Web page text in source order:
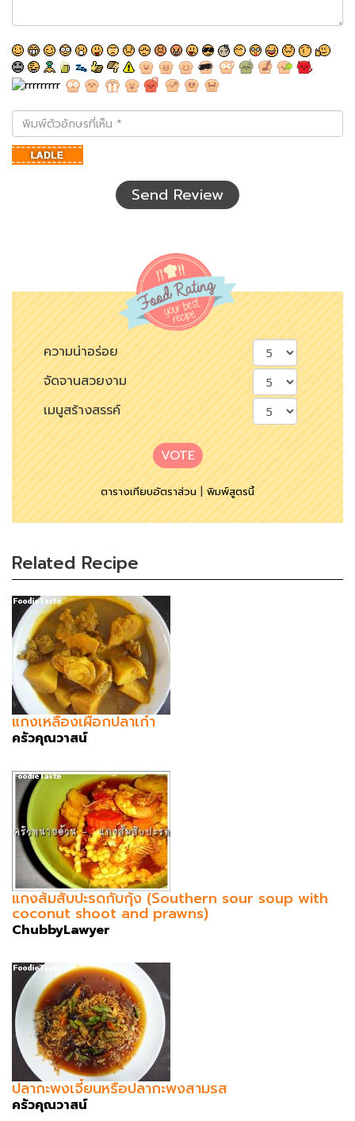
พิมพ์
ตัว
อักษร
ที่
Send Review
ความน่าอร่อย
จัดจานสวยงาม
เมนูสร้างสรรค์
VOTE
ตารางเทียบอัตราส่วน|พิมพ์สูตรนี้
Related Recipe
แกงเหลืองเผือกปลาเก๋า
ครัวคุณวาสน์
แกงส้มสับปะรดกับกุ้ง (Southern sour soup with
coconut shoot and prawns)
ChubbyLawyer
ปลากะพงเจี๋ยนหรือปลากะพงสามรส
ครัวคุณวาสน์